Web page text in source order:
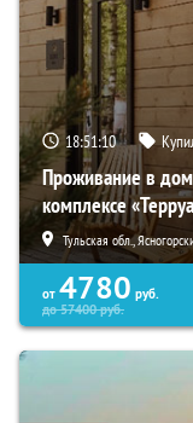
18:51:09
Проживание в
комплексе
Тульская обл.,
от 4780 руб.
до57400руб.